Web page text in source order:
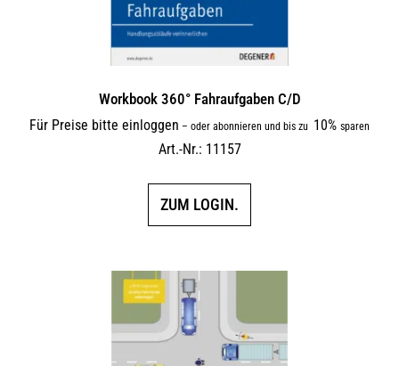
Workbook 360° Fahraufgaben C/D
Für Preise bitte einloggen – oder abonnieren und bis zu 10% sparen
Art.-Nr.: 11157
ZUM LOGIN.